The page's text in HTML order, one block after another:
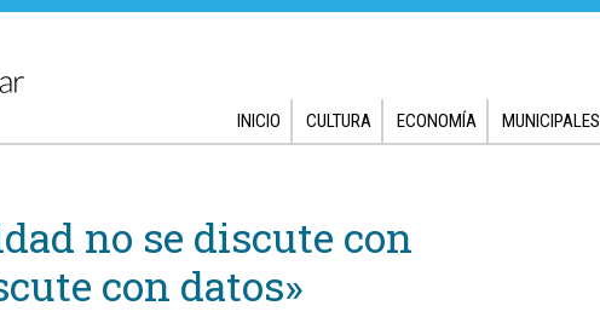
INICIO CULTURA ECONOMÍA MUNICIPALES
no se discute con
con datos»